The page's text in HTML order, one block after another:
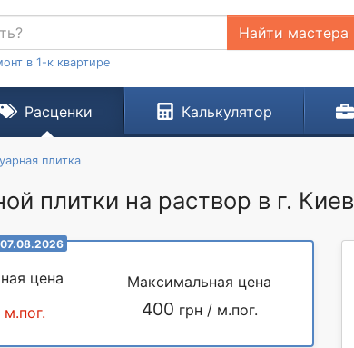
Найти мастера
в 1-к квартире
Расценки Калькулятор
плитка
плитки на раствор в г. Киев
07.08.2026
цена
м.пог.
Максимальная цена
400 грн / м.пог.